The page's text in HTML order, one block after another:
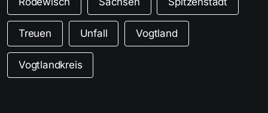
Treuen Unfall Vogtland
Vogtlandkreis